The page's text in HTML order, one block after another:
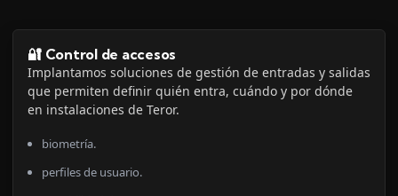
🔐 Control de accesos
Implantamos soluciones de gestión de entradas y salidas
que permiten definir quién entra, cuándo y por dónde
en instalaciones de Teror.
biometría.
perfiles de usuario.